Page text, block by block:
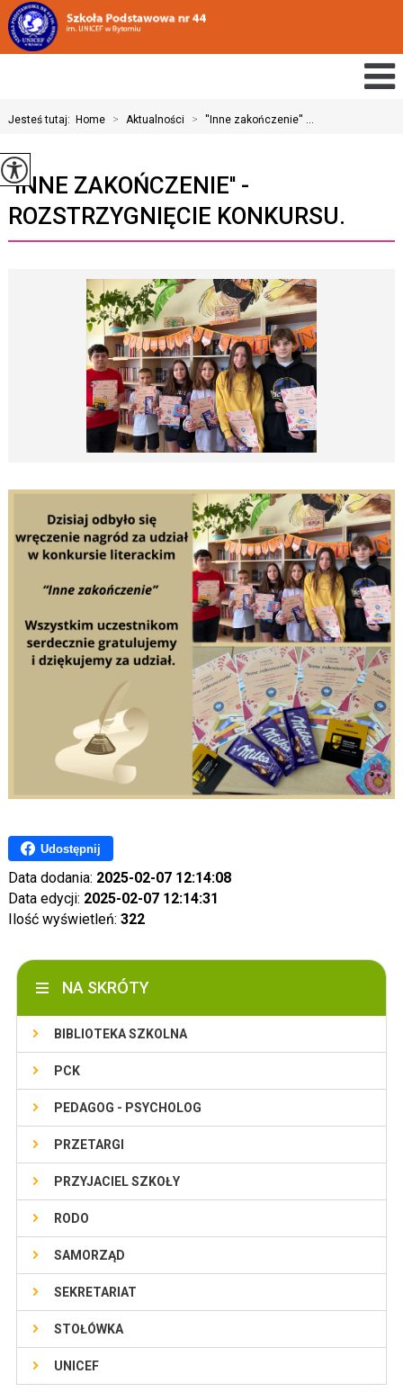
Jesteś tutaj: Home > Aktualności > ''Inne zakończenie'' ...
''INNE ZAKOŃCZENIE'' -
ROZSTRZYGNIĘCIE KONKURSU.
Udostępnij
Data dodania: 2025-02-07 12:14:08
Data edycji: 2025-02-07 12:14:31
Ilość wyświetleń: 322
NA SKRÓTY
BIBLIOTEKA SZKOLNA
PCK
PEDAGOG - PSYCHOLOG
PRZETARGI
PRZYJACIEL SZKOŁY
RODO
SAMORZĄD
SEKRETARIAT
STOŁÓWKA
UNICEF